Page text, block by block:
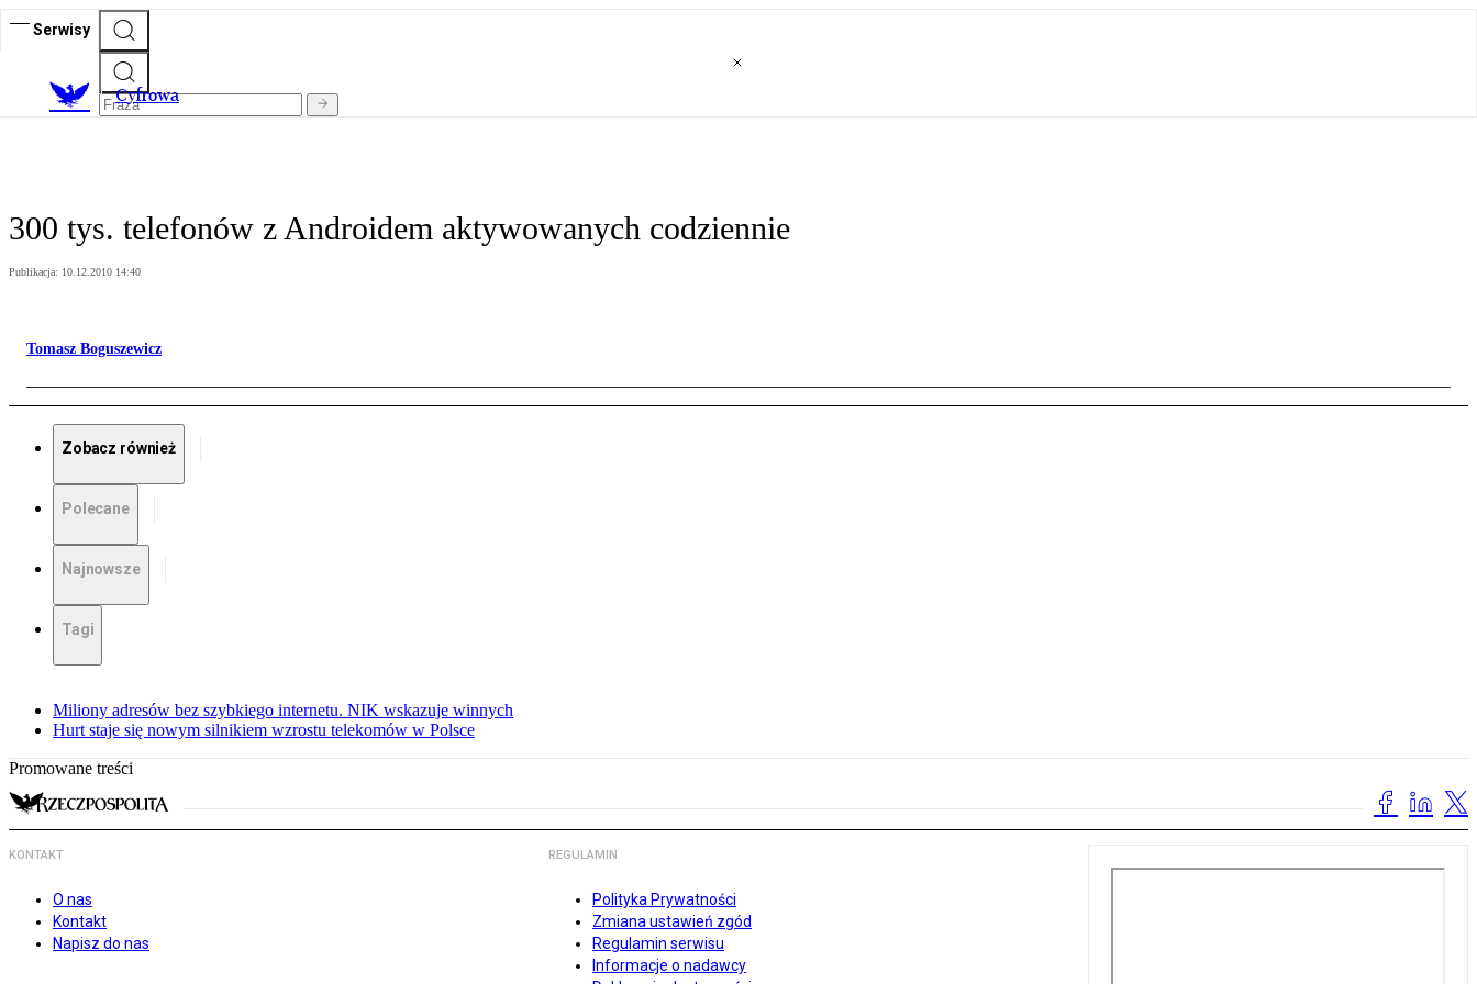
Serwisy
Cyfrowa
300 tys. telefonów z Androidem aktywowanych codziennie
Publikacja: 10.12.2010 14:40
Tomasz Boguszewicz
Zobacz również
Polecane
Najnowsze
Tagi
Miliony adresów bez szybkiego internetu. NIK wskazuje winnych
Hurt staje się nowym silnikiem wzrostu telekomów w Polsce
Promowane treści
KONTAKT
O nas
Kontakt
Napisz do nas
REGULAMIN
Polityka Prywatności
Zmiana ustawień zgód
Regulamin serwisu
Informacje o nadawcy